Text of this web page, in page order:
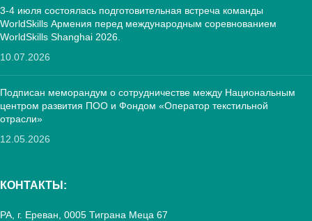
3-4 июля состоялась подготовительная встреча команды
WorldSkills Армения перед международным соревнованием
WorldSkills Shanghai 2026.
10.07.2026
Подписан меморандум о сотрудничестве между Национальным
центром развития ПОО и Фондом «Оператор текстильной
отрасли»
12.05.2026
КОНТАКТЫ:
РА, г. Ереван, 0005 Тиграна Меца 67